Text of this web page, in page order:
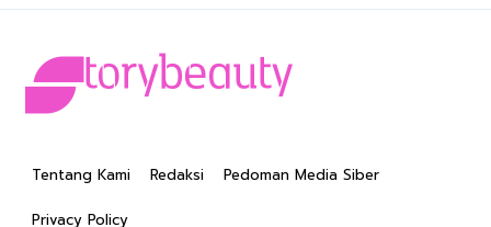
Tentang Kami Redaksi Pedoman Media Siber
Privacy Policy